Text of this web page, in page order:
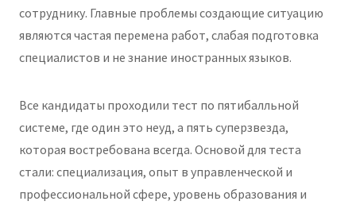
сотруднику. Главные проблемы создающие ситуацию
являются частая перемена работ, слабая подготовка
специалистов и не знание иностранных языков.
Все кандидаты проходили тест по пятибалльной
системе, где один это неуд, а пять суперзвезда,
которая востребована всегда. Основой для теста
стали: специализация, опыт в управленческой и
профессиональной сфере, уровень образования и